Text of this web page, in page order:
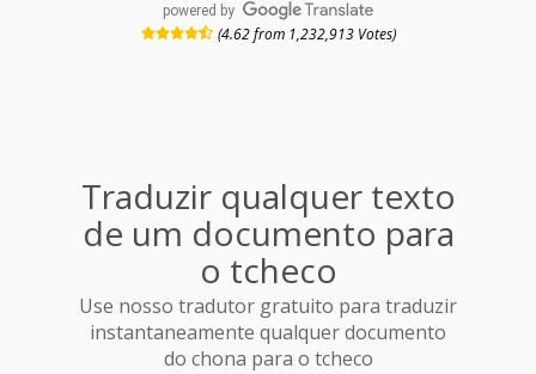
powered by
(4.62 from 1,232,913 Votes)
Traduzir qualquer texto
de um documento para
o tcheco
Use nosso tradutor gratuito para traduzir
instantaneamente qualquer documento
do chona para o tcheco